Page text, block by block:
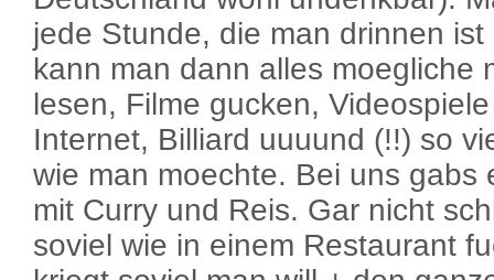
jede Stunde, die man drinnen
kann man dann alles moegliche
lesen, Filme gucken,
Internet, Billiard uuuund (!!) so
wie man moechte. Bei uns gabs
mit Curry und Reis. Gar nicht
soviel wie in einem Restaurant